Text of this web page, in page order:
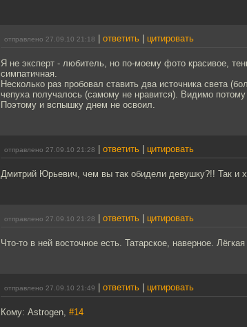
отправлено 27.09.10 21:18 ответить цитировать
Я не эксперт - любитель, но по-моему фото красивое,
симпатичная.
Несколько раз пробовал ставить два источника света
чепуха получалось (самому не нравится). Видимо
Поэтому и вспышку днем не освоил.
отправлено 27.09.10 21:28 ответить цитировать
Дмитрий Юрьевич, чем вы так обидели девушку?!! Так и
отправлено 27.09.10 21:28 ответить цитировать
Что-то в ней восточное есть. Татарское, наверное.
отправлено 27.09.10 21:49 ответить цитировать
Кому: Astrogen, #14